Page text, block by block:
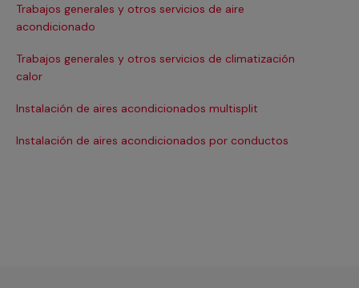
Trabajos generales y otros servicios de aire
acondicionado
Trabajos generales y otros servicios de climatización
calor
Instalación de aires acondicionados multisplit
Instalación de aires acondicionados por conductos